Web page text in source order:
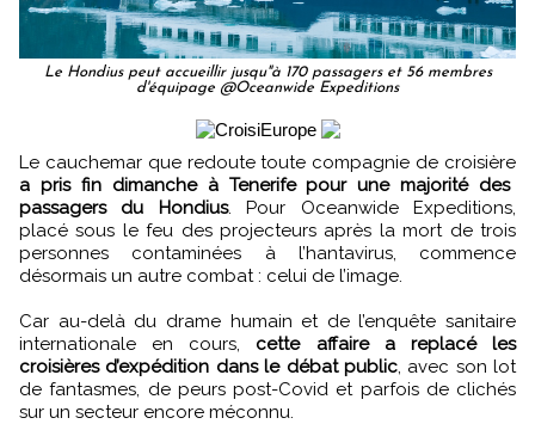
Le Hondius peut accueillir jusqu"à 170 passagers et 56 membres
d'équipage @Oceanwide Expeditions
Le cauchemar que redoute toute compagnie de croisière
a pris fin dimanche à Tenerife pour une majorité des
passagers du Hondius. Pour Oceanwide Expeditions,
placé sous le feu des projecteurs après la mort de trois
personnes contaminées à l’hantavirus, commence
désormais un autre combat : celui de l’image.
Car au-delà du drame humain et de l’enquête sanitaire
internationale en cours, cette affaire a replacé les
croisières d’expédition dans le débat public, avec son lot
de fantasmes, de peurs post-Covid et parfois de clichés
sur un secteur encore méconnu.